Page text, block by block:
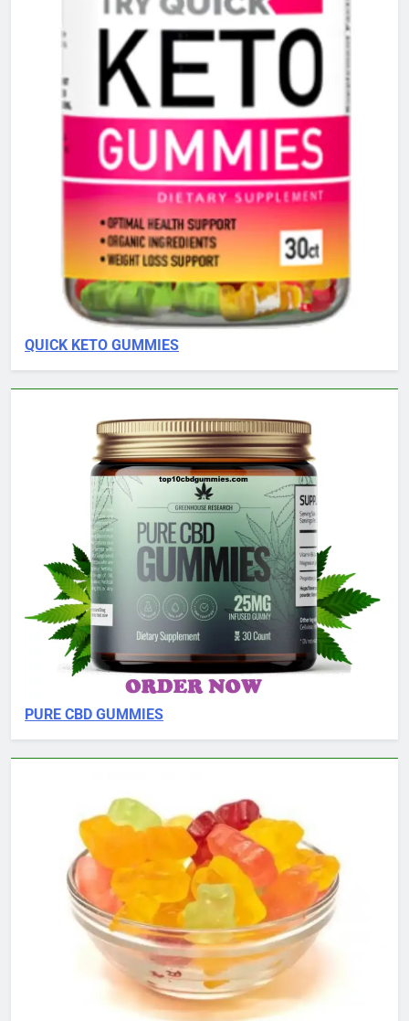
QUICK KETO GUMMIES
PURE CBD GUMMIES